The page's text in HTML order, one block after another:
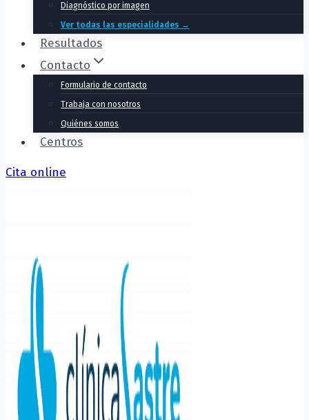
Diagnóstico por imagen
Ver todas las especialidades →
Resultados
Contacto
Formulario de contacto
Trabaja con nosotros
Quiénes somos
Centros
Cita online